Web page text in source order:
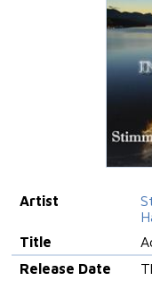
Artist
Title
Release Date